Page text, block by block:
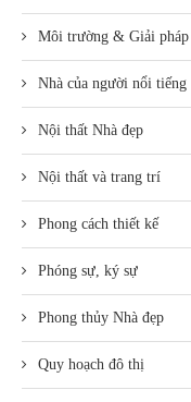
Môi trường & Giải pháp
Nhà của người nổi tiếng
Nội thất Nhà đẹp
Nội thất và trang trí
Phong cách thiết kế
Phóng sự, ký sự
Phong thủy Nhà đẹp
Quy hoạch đô thị